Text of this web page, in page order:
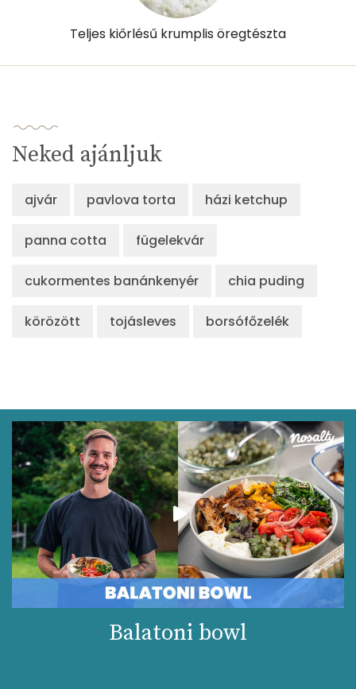
Teljes kiőrlésű krumplis öregtészta
Neked ajánljuk
ajvár pavlova torta házi ketchup
panna cotta fügelekvár
cukormentes banánkenyér chia puding
körözött tojásleves borsófőzelék
Balatoni bowl